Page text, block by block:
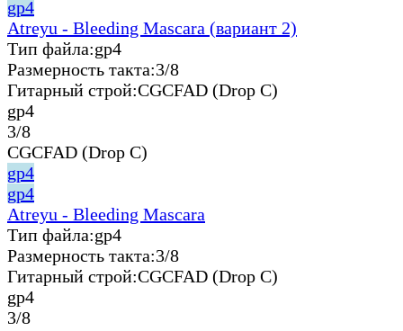
gp4
Atreyu - Bleeding Mascara (вариант 2)
Тип файла:gp4
Размерность такта:3/8
Гитарный строй:CGCFAD (Drop C)
gp4
3/8
CGCFAD (Drop C)
gp4
gp4
Atreyu - Bleeding Mascara
Тип файла:gp4
Размерность такта:3/8
Гитарный строй:CGCFAD (Drop C)
gp4
3/8